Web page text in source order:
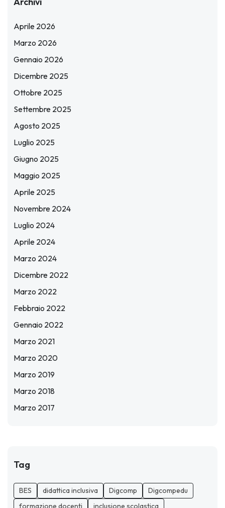
Aprile 2026
Marzo 2026
Gennaio 2026
Dicembre 2025
Ottobre 2025
Settembre 2025
Agosto 2025
Luglio 2025
Giugno 2025
Maggio 2025
Aprile 2025
Novembre 2024
Luglio 2024
Aprile 2024
Marzo 2024
Dicembre 2022
Marzo 2022
Febbraio 2022
Gennaio 2022
Marzo 2021
Marzo 2020
Marzo 2019
Marzo 2018
Marzo 2017
Tag
BES didattica inclusiva Digcomp
Digcompedu
formazione docenti
inclusione scolastica